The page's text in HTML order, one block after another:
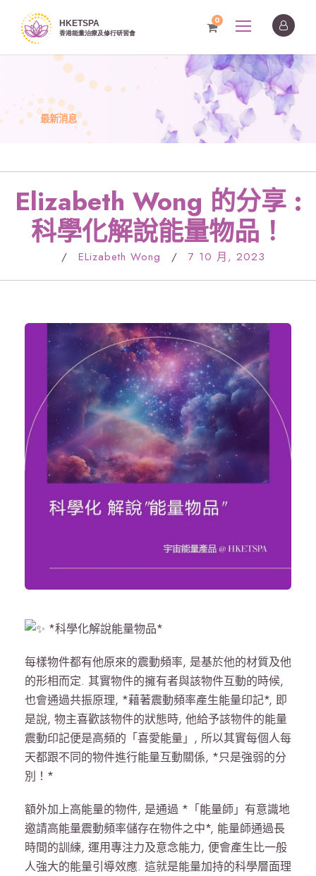
0
最新消息
Elizabeth Wong 的分享 :
科學化解說能量物品！
/ ELizabeth Wong / 7 10 月, 2023
*科學化解說能量物品*
每樣物件都有他原來的震動頻率, 是基於他的材質及他
的形相而定. 其實物件的擁有者與該物件互動的時候,
也會通過共振原理, *藉著震動頻率產生能量印記*, 即
是說, 物主喜歡該物件的狀態時, 他給予該物件的能量
震動印記便是高頻的「喜愛能量」, 所以其實每個人每
天都跟不同的物件進行能量互動關係, *只是強弱的分
別！*
額外加上高能量的物件, 是通過 *「能量師」有意識地
邀請高能量震動頻率儲存在物件之中*, 能量師通過長
時間的訓練, 運用專注力及意念能力, 便會產生比一般
人強大的能量引導效應. 這就是能量加持的科學層面理